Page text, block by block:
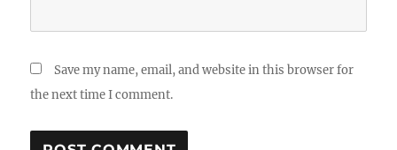
Save my name, email, and website in this browser for
the next time I comment.